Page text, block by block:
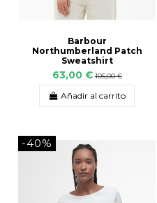
Barbour
Northumberland Patch
Sweatshirt
63,00 € 105,00 €
Añadir al carrito
-40%